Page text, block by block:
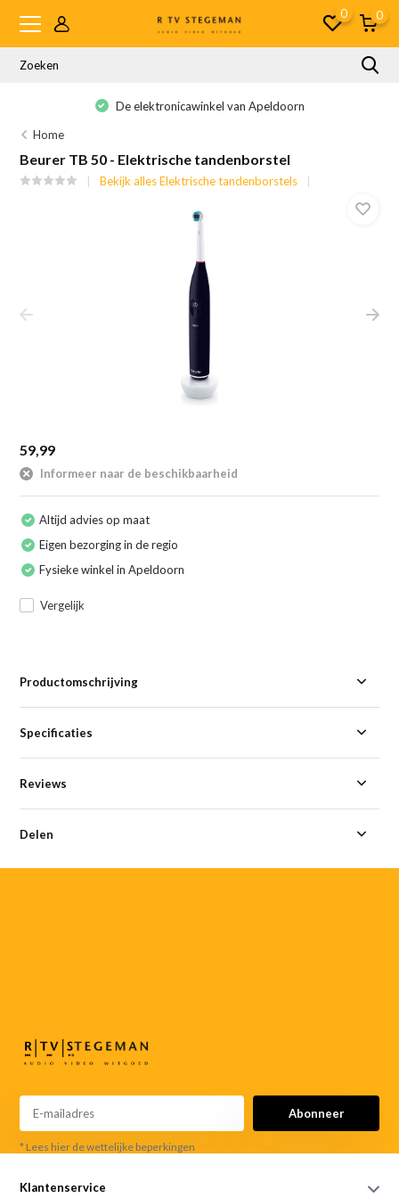
0 0
De elektronicawinkel van Apeldoorn
Home
Beurer TB 50 - Elektrische tandenborstel
Bekijk alles Elektrische tandenborstels
59,99
Informeer naar de beschikbaarheid
Altijd advies op maat
Eigen bezorging in de regio
Fysieke winkel in Apeldoorn
Vergelijk
Productomschrijving
Specificaties
Reviews
Delen
Abonneer
* Lees hier de wettelijke beperkingen
Klantenservice